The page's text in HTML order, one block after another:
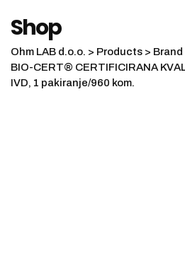
Shop
Ohm LAB d.o.o. > Products > Brand
BIO-CERT® CERTIFICIRANA
IVD, 1 pakiranje/960 kom.